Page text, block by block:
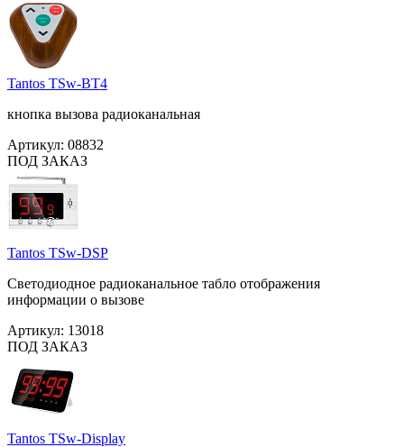
Tantos TSw-BT4
кнопка вызова радиоканальная
Артикул: 08832
ПОД ЗАКАЗ
Tantos TSw-DSP
Светодиодное радиоканальное табло отображения
информации о вызове
Артикул: 13018
ПОД ЗАКАЗ
Tantos TSw-Display